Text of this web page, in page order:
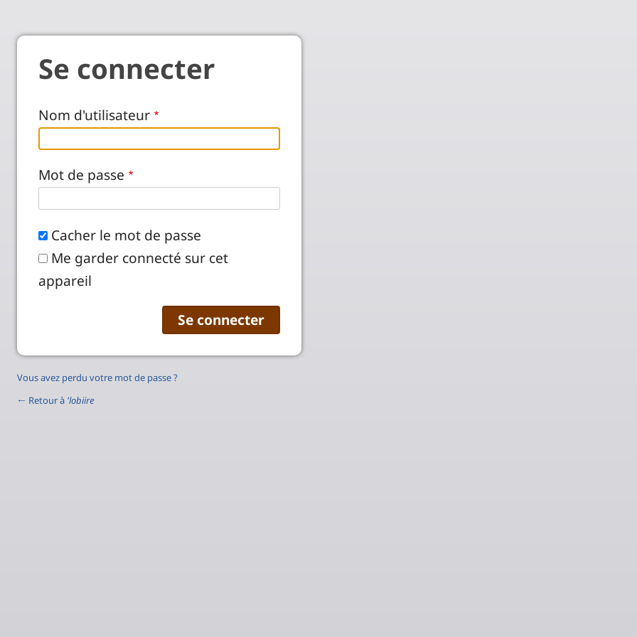
Se connecter
Nom d'utilisateur
Mot de passe
Cacher le mot de passe
Me garder connecté sur cet
appareil
Vous avez perdu votre mot de passe ?
← Retour à 'lobiire